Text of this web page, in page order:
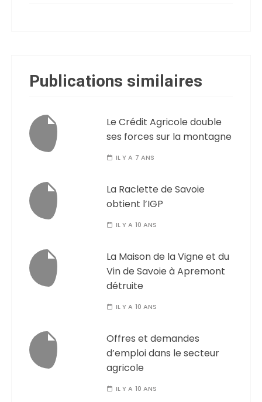
Publications similaires
Le Crédit Agricole double
ses forces sur la montagne
IL Y A 7 ANS
La Raclette de Savoie
obtient l’IGP
IL Y A 10 ANS
La Maison de la Vigne et du
Vin de Savoie à Apremont
détruite
IL Y A 10 ANS
Offres et demandes
d’emploi dans le secteur
agricole
IL Y A 10 ANS